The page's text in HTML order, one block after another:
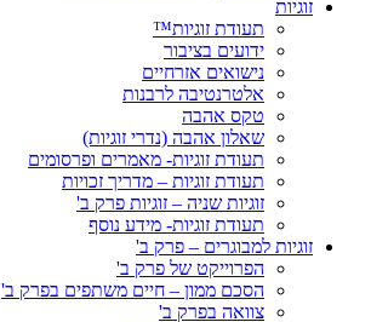
זוגיות
תעודת זוגיות™
ידועים בציבור
נישואים אזרחיים
אלטרנטיבה לרבנות
טקס אהבה
שאלון אהבה (נדרי זוגיות)
תעודת זוגיות- מאמרים ופרסומים
תעודת זוגיות – מדריך זכויות
זוגיות שניה – זוגיות פרק ב'
תעודת זוגיות- מידע נוסף
זוגיות למבוגרים – פרק ב'
הפרוייקט של פרק ב'
הסכם ממון – חיים משתפים בפרק ב'
צוואה בפרק ב'